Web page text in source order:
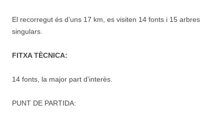
El recorregut és d’uns 17 km, es visiten 14 fonts i 15 arbres
singulars.
FITXA TÈCNICA:
14 fonts, la major part d’interès.
PUNT DE PARTIDA: